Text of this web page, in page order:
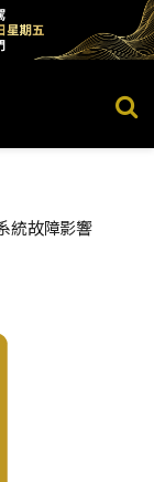
統故障影響